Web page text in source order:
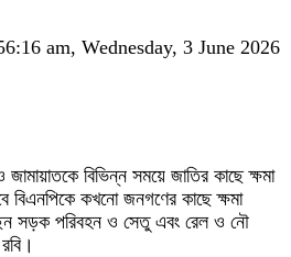
am, Wednesday, 3 June 2026
বিভিন্ন সময়ে জাতির কাছে ক্ষমা
বিএনপিকে কখনো জনগণের কাছে ক্ষমা
সড়ক পরিবহন ও সেতু এবং রেল ও নৌ